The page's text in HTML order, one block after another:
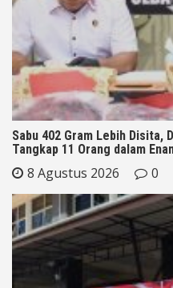
Sabu 402 Gram Lebih Disita,
Tangkap 11 Orang dalam
8 Agustus 2026 0